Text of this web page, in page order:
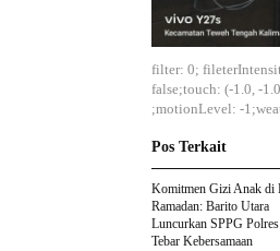
filter: 0;
false;touch: (-1.0, -
;motionLevel: -
Pos Terkait
Komitmen Gizi Anak di
Ramadan: Barito Utara
Luncurkan SPPG
Tebar Kebersamaan